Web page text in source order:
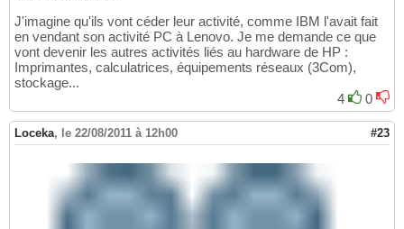
J'imagine qu'ils vont céder leur activité, comme IBM l'avait fait
en vendant son activité PC à Lenovo. Je me demande ce que
vont devenir les autres activités liés au hardware de HP :
Imprimantes, calculatrices, équipements réseaux (3Com),
stockage...
4
0
Loceka, le 22/08/2011 à 12h00 #23